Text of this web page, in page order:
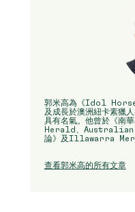
郭米高為《Idol Horse
及成長於澳洲紐卡素獵
具有名氣。他曾於《南
Herald、Australian
論》及Illawarra
查看郭米高的所有文章